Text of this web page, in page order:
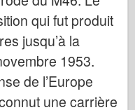
qui fut produit
jusqu’à la
1953.
de l’Europe
une carrière